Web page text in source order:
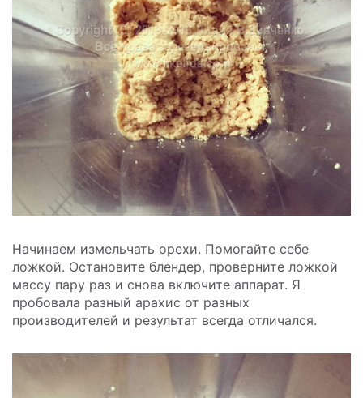
Начинаем измельчать орехи. Помогайте себе
ложкой. Остановите блендер, проверните ложкой
массу пару раз и снова включите аппарат. Я
пробовала разный арахис от разных
производителей и результат всегда отличался.